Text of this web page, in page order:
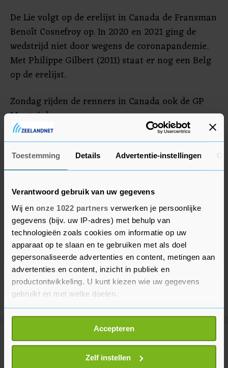
Toestemming Details Advertentie-instellingen
Verantwoord gebruik van uw gegevens
Wij en onze 1022 partners verwerken je persoonlijke
gegevens (bijv. uw IP-adres) met behulp van
technologieën zoals cookies om informatie op uw
apparaat op te slaan en te gebruiken met als doel
gepersonaliseerde advertenties en content, metingen aan
advertenties en content, inzicht in publiek en
productontwikkeling. U kunt kiezen wie uw gegevens
gebruikt en met welke doelen.
Als u het toestaat, willen we ook graag:
Informatie verzamelen over uw geografische
locatie, die tot een paar meter nauwkeurig kan zijn
Uw apparaat identificeren door het actief te
Accepteren
Zelf instellen
De Lie volgt op de erelijst in Canada de Fransman
Benoît Cosnefroy op. In 2020 en 2021 ging de
wedstrijd niet door wegens de coronapandemie.
Met Philippe Gilbert (2011) staat er nog een Belg
op de erelijst.
Zondag rijden de renners in Canada ook de GP
Montréal.
Meer uit Sport